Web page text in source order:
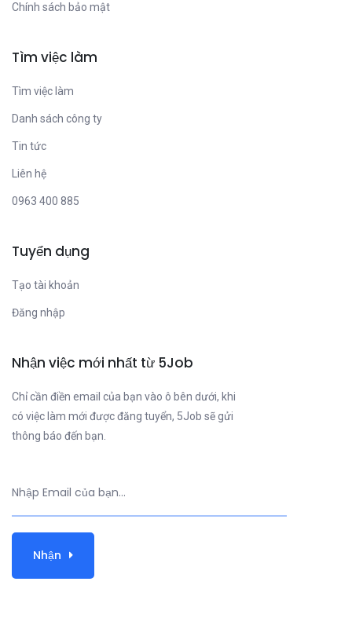
Chính sách bảo mật
Tìm việc làm
Tìm việc làm
Danh sách công ty
Tin tức
Liên hệ
0963 400 885
Tuyển dụng
Tạo tài khoản
Đăng nhập
Nhận việc mới nhất từ 5Job
Chỉ cần điền email của bạn vào ô bên dưới, khi
có việc làm mới được đăng tuyển, 5Job sẽ gửi
thông báo đến bạn.
Nhận